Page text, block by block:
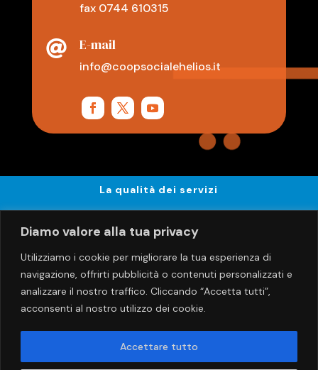
Diamo valore alla tua privacy
Utilizziamo i cookie per migliorare la tua esperienza di
navigazione, offrirti pubblicità o contenuti personalizzati e
analizzare il nostro traffico. Cliccando “Accetta tutti”,
acconsenti al nostro utilizzo dei cookie.
Accettare tutto
fax 0744 610315
 E-mail
info@coopsocialehelios.it
La qualità dei servizi
Privacy e Sicurezza
Procedura reclami
Whistleblowing
AREA RISERVATA